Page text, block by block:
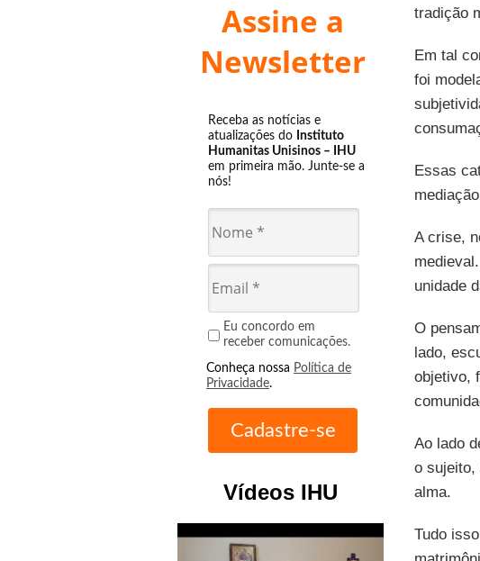
Assine a
Newsletter
Receba as notícias e
atualizações do Instituto
Humanitas Unisinos – IHU
em primeira mão. Junte-se a
nós!
Eu concordo em
receber comunicações.
Conheça nossa Política de
Privacidade.
Vídeos IHU
tradição
Em tal
foi
Essas
A crise,
unidade
O
lado,
objetivo,
Ao lado
o sujeito,
alma.
Tudo